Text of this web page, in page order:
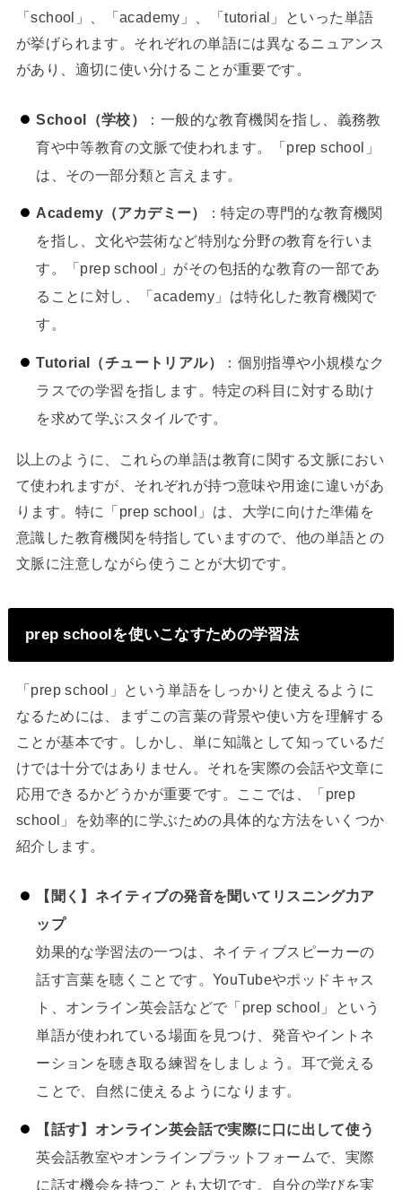
「school」、「academy」、「tutorial」といった単語
が挙げられます。それぞれの単語には異なるニュアンス
があり、適切に使い分けることが重要です。
School（学校）
：一般的な教育機関を指し、義務教
育や中等教育の文脈で使われます。「prep school」
は、その一部分類と言えます。
Academy（アカデミー）
：特定の専門的な教育機関
を指し、文化や芸術など特別な分野の教育を行いま
す。「prep school」がその包括的な教育の一部であ
ることに対し、「academy」は特化した教育機関で
す。
Tutorial（チュートリアル）
：個別指導や小規模なク
ラスでの学習を指します。特定の科目に対する助け
を求めて学ぶスタイルです。
以上のように、これらの単語は教育に関する文脈におい
て使われますが、それぞれが持つ意味や用途に違いがあ
ります。特に「prep school」は、大学に向けた準備を
意識した教育機関を特指していますので、他の単語との
文脈に注意しながら使うことが大切です。
prep schoolを使いこなすための学習法
「prep school」という単語をしっかりと使えるように
なるためには、まずこの言葉の背景や使い方を理解する
ことが基本です。しかし、単に知識として知っているだ
けでは十分ではありません。それを実際の会話や文章に
応用できるかどうかが重要です。ここでは、「prep
school」を効率的に学ぶための具体的な方法をいくつか
紹介します。
【聞く】ネイティブの発音を聞いてリスニング力ア
ップ
効果的な学習法の一つは、ネイティブスピーカーの
話す言葉を聴くことです。YouTubeやポッドキャス
ト、オンライン英会話などで「prep school」という
単語が使われている場面を見つけ、発音やイントネ
ーションを聴き取る練習をしましょう。耳で覚える
ことで、自然に使えるようになります。
【話す】オンライン英会話で実際に口に出して使う
英会話教室やオンラインプラットフォームで、実際
に話す機会を持つことも大切です。自分の学びを実